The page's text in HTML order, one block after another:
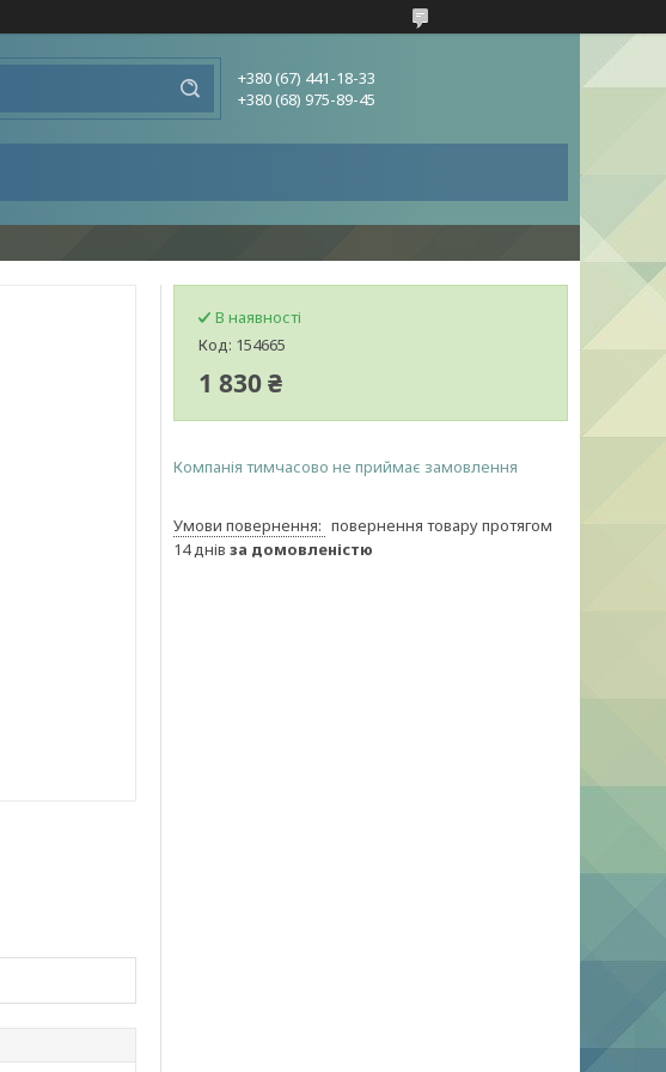
+380 (67) 441-18-33
+380 (68) 975-89-45
В наявності
Код: 154665
1 830 ₴
Компанія тимчасово не приймає замовлення
повернення товару протягом
14 днів за домовленістю